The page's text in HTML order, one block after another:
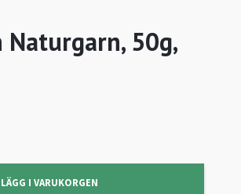
50g,
LÄGG I VARUKORGEN